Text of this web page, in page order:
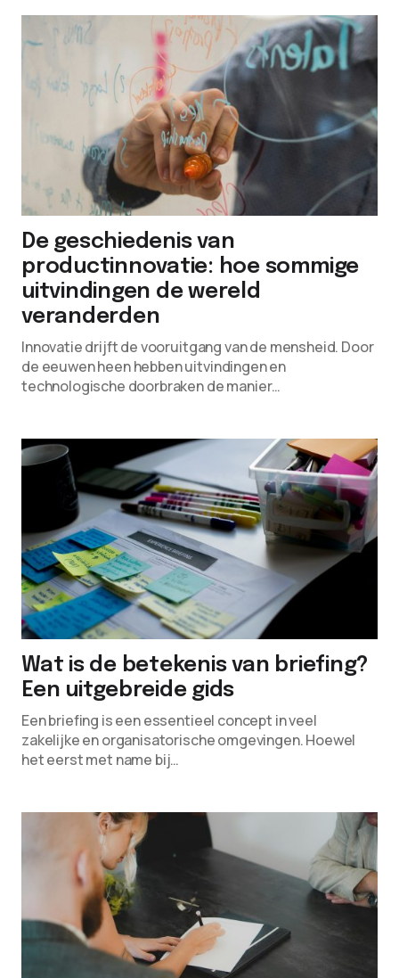
De geschiedenis van
productinnovatie: hoe sommige
uitvindingen de wereld
veranderden
Innovatie drijft de vooruitgang van de mensheid. Door
de eeuwen heen hebben uitvindingen en
technologische doorbraken de manier…
Wat is de betekenis van briefing?
Een uitgebreide gids
Een briefing is een essentieel concept in veel
zakelijke en organisatorische omgevingen. Hoewel
het eerst met name bij…